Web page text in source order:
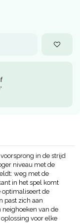
in de strijd
niveau met de
weg met de
in het spel komt
optimaliseert de
past zich aan
van de
voor elke